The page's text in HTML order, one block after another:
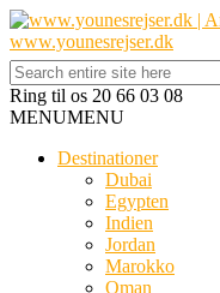
Ring til os 20 66 03 08
MENUMENU
Destinationer
Dubai
Egypten
Indien
Jordan
Marokko
Oman